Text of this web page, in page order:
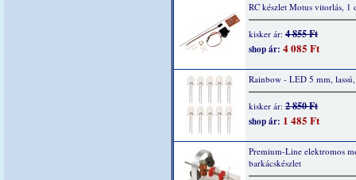
RC készlet Motus vitorlás, 1
kisker ár: 4 855 Ft
shop ár: 4 085 Ft
Rainbow - LED 5 mm,
kisker ár: 2 850 Ft
shop ár: 1 485 Ft
Premium-Line elektromos
barkácskészlet